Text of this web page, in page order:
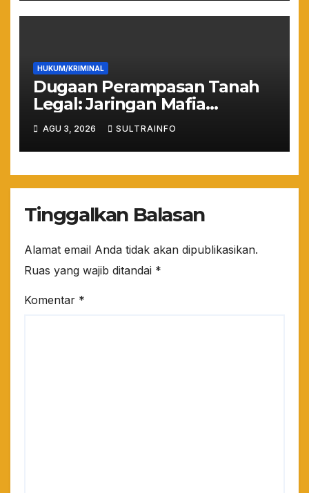
HUKUM/KRIMINAL
Dugaan Perampasan Tanah
Legal: Jaringan Mafia
Puuwatu Disinyalir Bermain
Rapi dan Sistematis
AGU 3, 2026 SULTRAINFO
Tinggalkan Balasan
Alamat email Anda tidak akan dipublikasikan.
Ruas yang wajib ditandai *
Komentar *